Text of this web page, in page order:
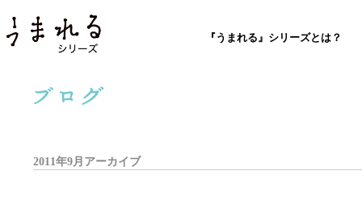
『うまれる』シリーズとは？
2011年9月アーカイブ